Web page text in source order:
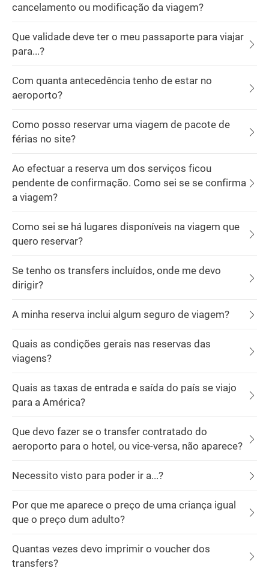
cancelamento ou modificação da viagem?
Que validade deve ter o meu passaporte para viajar
para...?
Com quanta antecedência tenho de estar no
aeroporto?
Como posso reservar uma viagem de pacote de
férias no site?
Ao efectuar a reserva um dos serviços ficou
pendente de confirmação. Como sei se se confirma
a viagem?
Como sei se há lugares disponíveis na viagem que
quero reservar?
Se tenho os transfers incluídos, onde me devo
dirigir?
A minha reserva inclui algum seguro de viagem?
Quais as condições gerais nas reservas das
viagens?
Quais as taxas de entrada e saída do país se viajo
para a América?
Que devo fazer se o transfer contratado do
aeroporto para o hotel, ou vice-versa, não aparece?
Necessito visto para poder ir a...?
Por que me aparece o preço de uma criança igual
que o preço dum adulto?
Quantas vezes devo imprimir o voucher dos
transfers?